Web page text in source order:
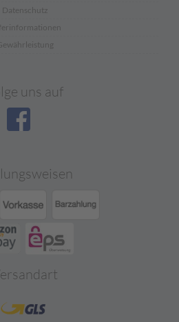
Datenschutz
uns auf